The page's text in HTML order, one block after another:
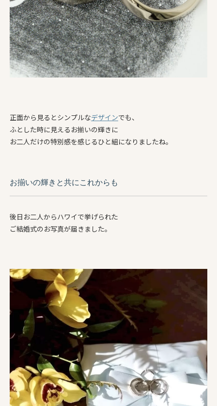
正面から見るとシンプルなデザインでも、
ふとした時に見えるお揃いの輝きに
お二人だけの特別感を感じるひと組になりましたね。
お揃いの輝きと共にこれからも
後日お二人からハワイで挙げられた
ご結婚式のお写真が届きました。